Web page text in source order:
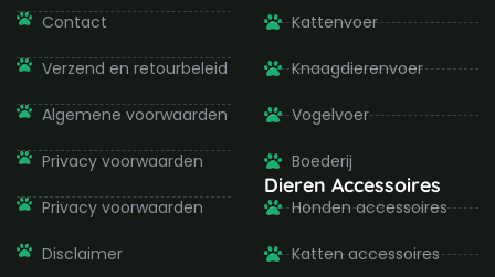
Contact
Verzend en retourbeleid
Algemene voorwaarden
Privacy voorwaarden
Privacy voorwaarden
Disclaimer
Kattenvoer
Knaagdierenvoer
Vogelvoer
Boederij
Dieren Accessoires
Honden accessoires
Katten accessoires